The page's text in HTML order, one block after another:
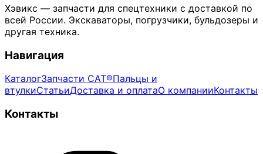
Хэвикс — запчасти для спецтехники с доставкой по
всей России. Экскаваторы, погрузчики, бульдозеры и
другая техника.
Навигация
КаталогЗапчасти CAT®Пальцы и
втулкиСтатьиДоставка и оплатаО компанииКонтакты
Контакты